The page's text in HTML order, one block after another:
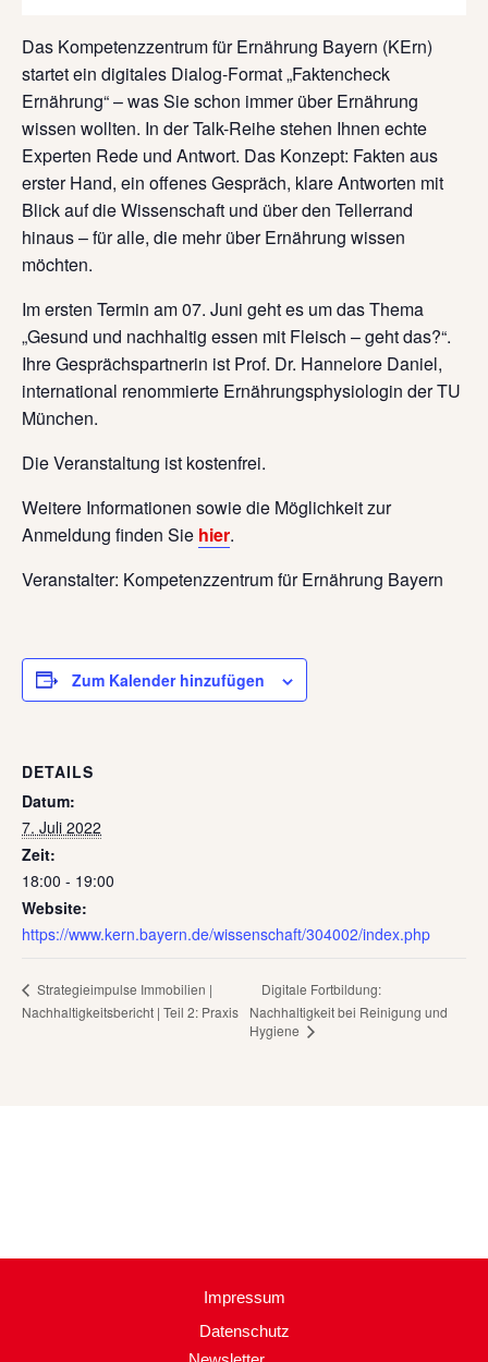
Das Kompetenzzentrum für Ernährung Bayern (KErn)
startet ein digitales Dialog-Format „Faktencheck
Ernährung“ – was Sie schon immer über Ernährung
wissen wollten. In der Talk-Reihe stehen Ihnen echte
Experten Rede und Antwort. Das Konzept: Fakten aus
erster Hand, ein offenes Gespräch, klare Antworten mit
Blick auf die Wissenschaft und über den Tellerrand
hinaus – für alle, die mehr über Ernährung wissen
möchten.
Im ersten Termin am 07. Juni geht es um das Thema
„Gesund und nachhaltig essen mit Fleisch – geht das?“.
Ihre Gesprächspartnerin ist Prof. Dr. Hannelore Daniel,
international renommierte Ernährungsphysiologin der TU
München.
Die Veranstaltung ist kostenfrei.
Weitere Informationen sowie die Möglichkeit zur
Anmeldung finden Sie hier.
Veranstalter: Kompetenzzentrum für Ernährung Bayern
Zum Kalender hinzufügen
DETAILS
Datum:
7. Juli 2022
Zeit:
18:00 - 19:00
Website:
https://www.kern.bayern.de/wissenschaft/304002/index.php
Strategieimpulse Immobilien |
Nachhaltigkeitsbericht | Teil 2: Praxis
Digitale Fortbildung:
Nachhaltigkeit bei Reinigung und
Hygiene
Impressum
Datenschutz